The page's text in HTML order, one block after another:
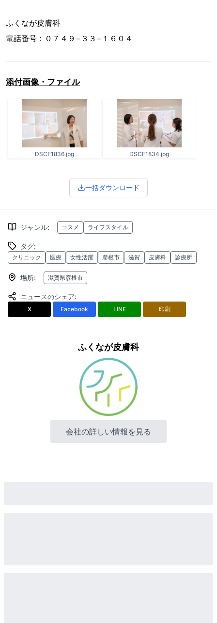
ふくなが皮膚科
電話番号：０７４９−３３−１６０４
添付画像・ファイル
DSCF1836.jpg DSCF1834.jpg
一括ダウンロード
ジャンル: コスメ ライフスタイル
タグ:
クリニック 医療 女性活躍 彦根市 滋賀 皮膚科 診療所
場所: 滋賀県彦根市
ニュースのシェア:
X Facebook LINE 印刷
ふくなが皮膚科
会社の詳しい情報を見る